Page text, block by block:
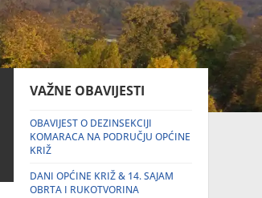
VAŽNE OBAVIJESTI
OBAVIJEST O DEZINSEKCIJI
KOMARACA NA PODRUČJU OPĆINE
KRIŽ
DANI OPĆINE KRIŽ & 14. SAJAM
OBRTA I RUKOTVORINA